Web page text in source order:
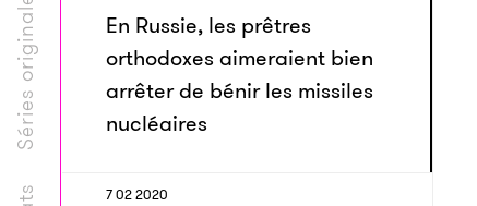
Séries originales
En Russie, les prêtres
orthodoxes aimeraient bien
arrêter de bénir les missiles
nucléaires
7 02 2020